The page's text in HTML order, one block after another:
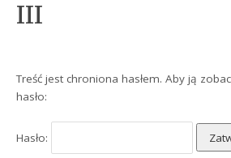
III
Treść jest chroniona hasłem. Aby ją
hasło:
Hasło: